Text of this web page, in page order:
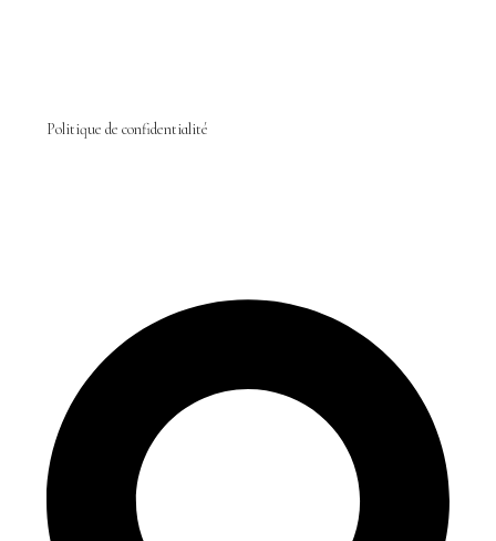
Politique de confidentialité